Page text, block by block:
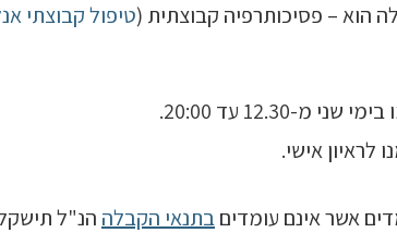
הוא – פסיכותרפיה קבוצתית (טיפול קבוצתי
מ-12.30 עד 20:00.
לראיון אישי.
אשר אינם עומדיםבתנאי הקבלה הנ"ל